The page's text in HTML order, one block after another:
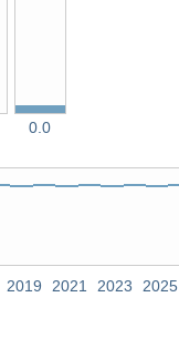
0.0
2019 2021 2023 2025